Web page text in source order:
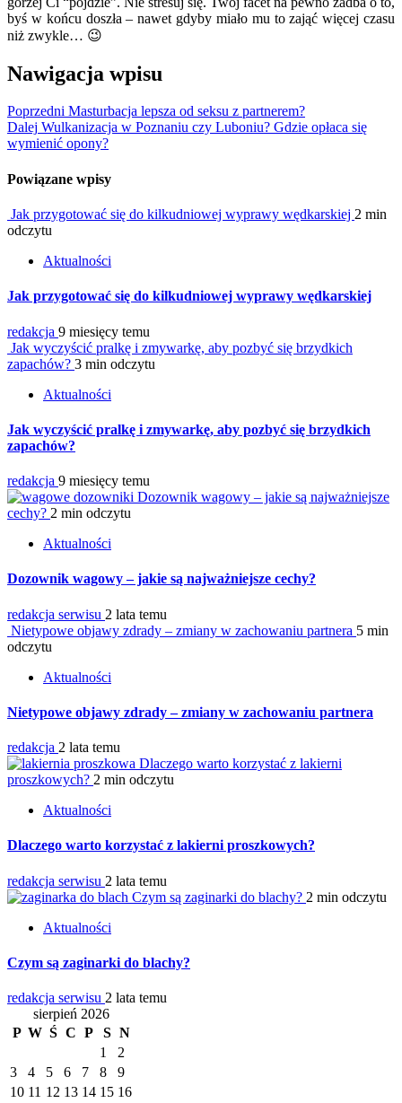
byś w końcu doszła – nawet gdyby miało mu to zająć więcej czasu
niż zwykle… 😉
Nawigacja wpisu
Poprzedni Masturbacja lepsza od seksu z partnerem?
Dalej Wulkanizacja w Poznaniu czy Luboniu? Gdzie opłaca się
wymienić opony?
Powiązane wpisy
Jak przygotować się do kilkudniowej wyprawy wędkarskiej 2 min
odczytu
Aktualności
Jak przygotować się do kilkudniowej wyprawy wędkarskiej
redakcja 9 miesięcy temu
Jak wyczyścić pralkę i zmywarkę, aby pozbyć się brzydkich
zapachów? 3 min odczytu
Aktualności
Jak wyczyścić pralkę i zmywarkę, aby pozbyć się brzydkich
zapachów?
redakcja 9 miesięcy temu
Dozownik wagowy – jakie są najważniejsze
cechy? 2 min odczytu
Aktualności
Dozownik wagowy – jakie są najważniejsze cechy?
redakcja serwisu 2 lata temu
Nietypowe objawy zdrady – zmiany w zachowaniu partnera 5 min
odczytu
Aktualności
Nietypowe objawy zdrady – zmiany w zachowaniu partnera
redakcja 2 lata temu
Dlaczego warto korzystać z lakierni
proszkowych? 2 min odczytu
Aktualności
Dlaczego warto korzystać z lakierni proszkowych?
redakcja serwisu 2 lata temu
Czym są zaginarki do blachy? 2 min odczytu
Aktualności
Czym są zaginarki do blachy?
redakcja serwisu 2 lata temu
sierpień 2026
P W Ś C P S N
1
2
3
4 5 6 7 8
9
10 11 12 13 14 15 16